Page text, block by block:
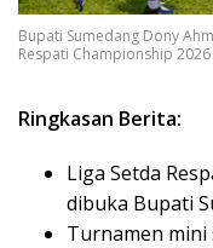
Bupati Sumedang Dony
Respati Championship 2026
Ringkasan Berita:
Liga Setda
dibuka Bupati
Turnamen mini